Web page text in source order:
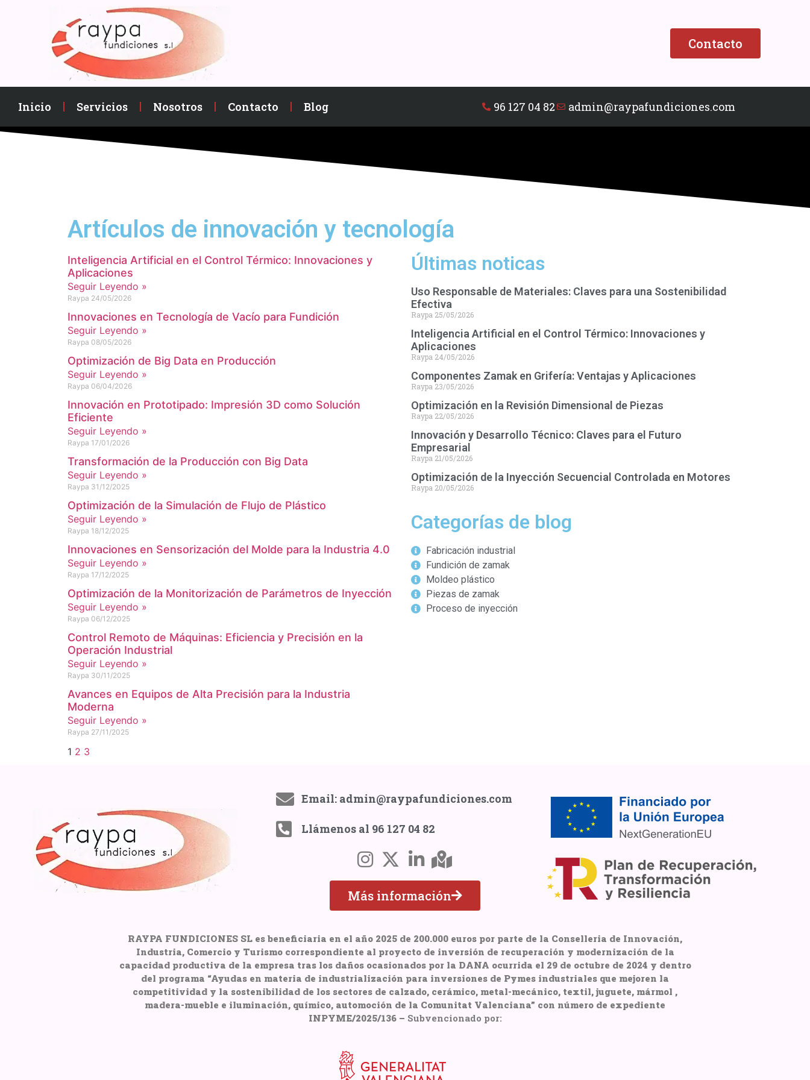
Contacto
Inicio Servicios Nosotros Contacto Blog 96 127 04 82 admin@raypafundiciones.com
Artículos de innovación y tecnología
Inteligencia Artificial en el Control Térmico: Innovaciones y
Aplicaciones
Seguir Leyendo »
Raypa 24/05/2026
Innovaciones en Tecnología de Vacío para Fundición
Seguir Leyendo »
Raypa 08/05/2026
Optimización de Big Data en Producción
Seguir Leyendo »
Raypa 06/04/2026
Innovación en Prototipado: Impresión 3D como Solución
Eficiente
Seguir Leyendo »
Raypa 17/01/2026
Transformación de la Producción con Big Data
Seguir Leyendo »
Raypa 31/12/2025
Optimización de la Simulación de Flujo de Plástico
Seguir Leyendo »
Raypa 18/12/2025
Innovaciones en Sensorización del Molde para la Industria 4.0
Seguir Leyendo »
Raypa 17/12/2025
Optimización de la Monitorización de Parámetros de Inyección
Seguir Leyendo »
Raypa 06/12/2025
Control Remoto de Máquinas: Eficiencia y Precisión en la
Operación Industrial
Seguir Leyendo »
Raypa 30/11/2025
Avances en Equipos de Alta Precisión para la Industria
Moderna
Seguir Leyendo »
Raypa 27/11/2025
1 2 3
Últimas noticas
Uso Responsable de Materiales: Claves para una Sostenibilidad
Efectiva
Raypa 25/05/2026
Inteligencia Artificial en el Control Térmico: Innovaciones y
Aplicaciones
Raypa 24/05/2026
Componentes Zamak en Grifería: Ventajas y Aplicaciones
Raypa 23/05/2026
Optimización en la Revisión Dimensional de Piezas
Raypa 22/05/2026
Innovación y Desarrollo Técnico: Claves para el Futuro
Empresarial
Raypa 21/05/2026
Optimización de la Inyección Secuencial Controlada en Motores
Raypa 20/05/2026
Categorías de blog
Fabricación industrial
Fundición de zamak
Moldeo plástico
Piezas de zamak
Proceso de inyección
Email: admin@raypafundiciones.com
Llámenos al 96 127 04 82
Más información
RAYPA FUNDICIONES SL es beneficiaria en el año 2025 de 200.000 euros por parte de la Conselleria de Innovación,
Industria, Comercio y Turismo correspondiente al proyecto de inversión de recuperación y modernización de la
capacidad productiva de la empresa tras los daños ocasionados por la DANA ocurrida el 29 de octubre de 2024 y dentro
del programa “Ayudas en materia de industrialización para inversiones de Pymes industriales que mejoren la
competitividad y la sostenibilidad de los sectores de calzado, cerámico, metal-mecánico, textil, juguete, mármol ,
madera-mueble e iluminación, químico, automoción de la Comunitat Valenciana” con número de expediente
INPYME/2025/136 – Subvencionado por: